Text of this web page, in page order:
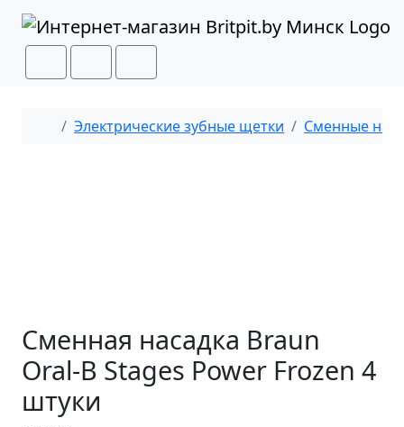
Перейти к содержимому
Перейти к футеру
SearchCart Menu
Главная
Электрические зубные щетки Сменные
Сменная насадка Braun
Oral-B Stages Power Frozen 4
штуки